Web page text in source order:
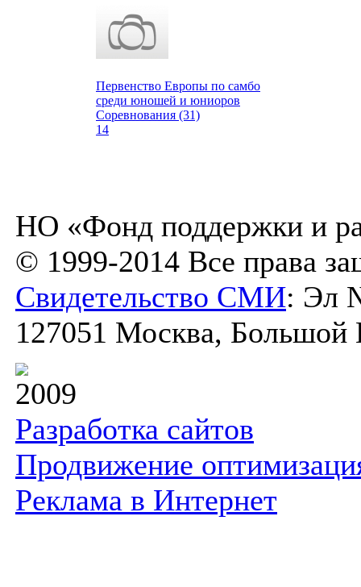
Первенство Европы по самбо
среди юношей и юниоров
Соревнования (31)
14
НО «Фонд поддержки и
© 1999-2014 Все права
Свидетельство СМИ: Эл
127051 Москва, Большой
2009
Разработка сайтов
Продвижение
Реклама в Интернет